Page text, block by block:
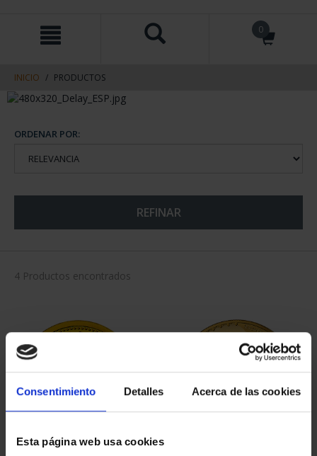
Consentimiento Detalles Acerca de las cookies
Esta página web usa cookies
contenido
navegacin
0
INICIO PRODUCTOS
ORDENAR POR:
REFINAR
4 Productos encontrados